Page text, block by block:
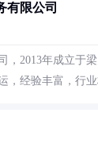
有限公司
，2013年成立于
，经验丰富，行业